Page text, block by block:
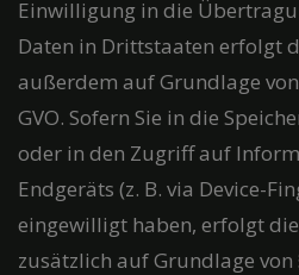
Einwilligung in die
Daten in Drittstaaten erfolgt
außerdem auf Grundlage
GVO. Sofern Sie in die
oder in den Zugriff auf
Endgeräts (z. B. via Device-
eingewilligt haben, erfolgt
zusätzlich auf Grundlage von